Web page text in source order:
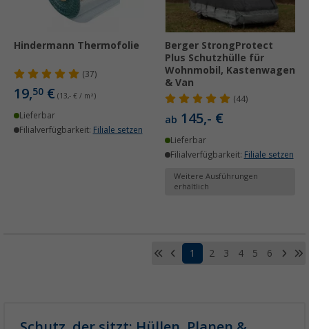
Hindermann Thermofolie
(37)
19,50 € (13,- € / m²)
Lieferbar
Filialverfügbarkeit: Filiale setzen
Berger StrongProtect
Plus Schutzhülle für
Wohnmobil, Kastenwagen
& Van
(44)
ab 145,- €
Lieferbar
Filialverfügbarkeit: Filiale setzen
Weitere Ausführungen
erhältlich
1 2 3 4 5 6